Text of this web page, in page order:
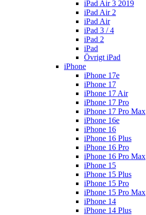
iPad Air 3 2019
iPad Air 2
iPad Air
iPad 3 / 4
iPad 2
iPad
Övrigt iPad
iPhone
iPhone 17e
iPhone 17
iPhone 17 Air
iPhone 17 Pro
iPhone 17 Pro Max
iPhone 16e
iPhone 16
iPhone 16 Plus
iPhone 16 Pro
iPhone 16 Pro Max
iPhone 15
iPhone 15 Plus
iPhone 15 Pro
iPhone 15 Pro Max
iPhone 14
iPhone 14 Plus